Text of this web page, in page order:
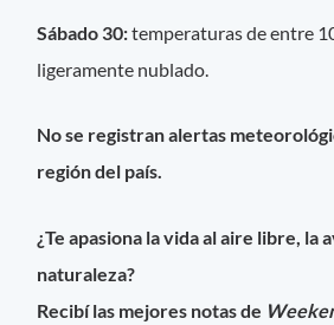
Sábado 30:temperaturas de entre
ligeramente nublado.
No se registran alertas
región del país.
¿Te apasiona la vida al aire libre, la
naturaleza?
Recibí las mejores notas de